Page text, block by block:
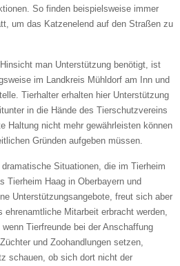
über das Tier
So finden beispielsweise immer
um das Katzenelend auf den Straßen zu
man Unterstützung benötigt, ist
im Landkreis Mühldorf am Inn und
Tierhalter erhalten hier Unterstützung
in die Hände des Tierschutzvereins
Haltung nicht mehr gewährleisten können
Gründen aufgeben müssen.
Situationen, die im Tierheim
Tierheim Haag in Oberbayern und
Unterstützungsangebote, freut sich aber
Mitarbeit erbracht werden,
Tierfreunde bei der Anschaffung
und Zoohandlungen setzen,
schauen, ob sich dort nicht der